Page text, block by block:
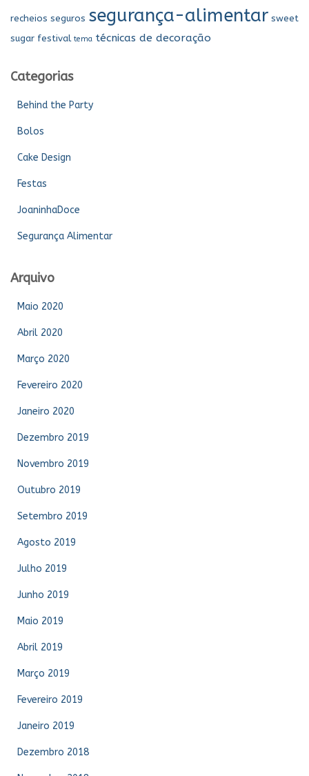
recheios seguros segurança-alimentar sweet
sugar festival tema técnicas de decoração
Categorias
Behind the Party
Bolos
Cake Design
Festas
JoaninhaDoce
Segurança Alimentar
Arquivo
Maio 2020
Abril 2020
Março 2020
Fevereiro 2020
Janeiro 2020
Dezembro 2019
Novembro 2019
Outubro 2019
Setembro 2019
Agosto 2019
Julho 2019
Junho 2019
Maio 2019
Abril 2019
Março 2019
Fevereiro 2019
Janeiro 2019
Dezembro 2018